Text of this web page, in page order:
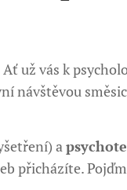
už vás k
návštěvou
a
přicházíte.